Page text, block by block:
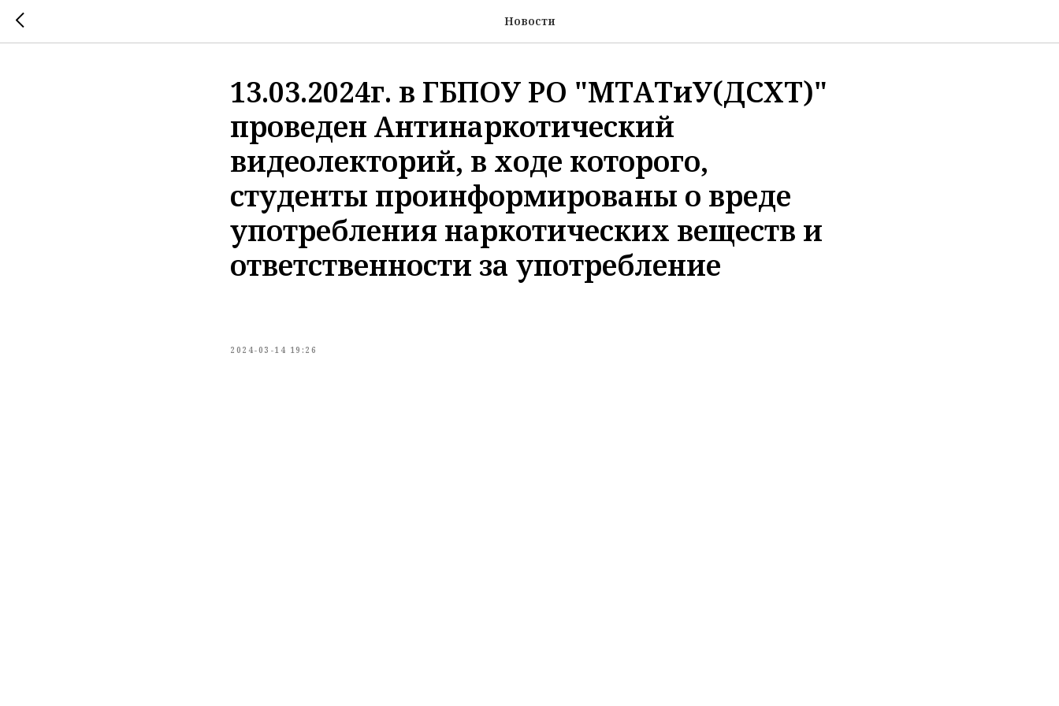
Новости
13.03.2024г. в ГБПОУ РО "МТАТиУ(ДСХТ)"
проведен Антинаркотический
видеолекторий, в ходе которого,
студенты проинформированы о вреде
употребления наркотических веществ и
ответственности за употребление
2024-03-14 19:26